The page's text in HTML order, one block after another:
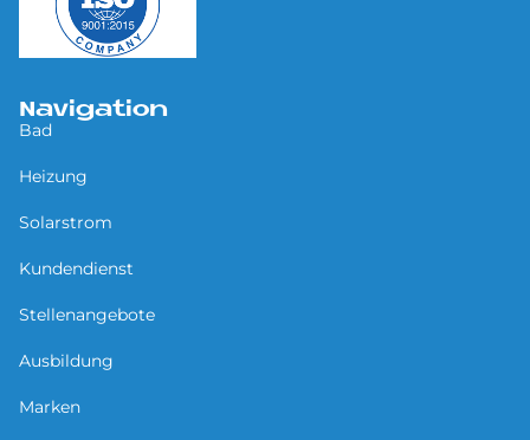
Navigation
Bad
Heizung
Solarstrom
Kundendienst
Stellenangebote
Ausbildung
Marken